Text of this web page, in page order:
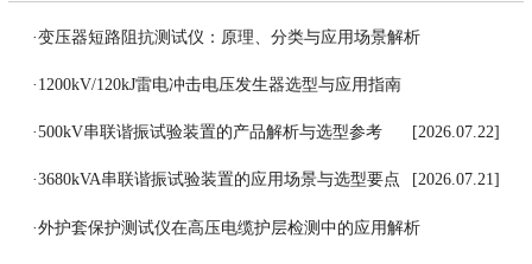
·变压器短路阻抗测试仪：原理、分类与应用场景解析
· 1200kV/120kJ雷电冲击电压发生器选型与应用指南
[2026.07.24]
·500kV串联谐振试验装置的产品解析与选型参考 [2026.07.22]
·3680kVA串联谐振试验装置的应用场景与选型要点 [2026.07.21]
·外护套保护测试仪在高压电缆护层检测中的应用解析